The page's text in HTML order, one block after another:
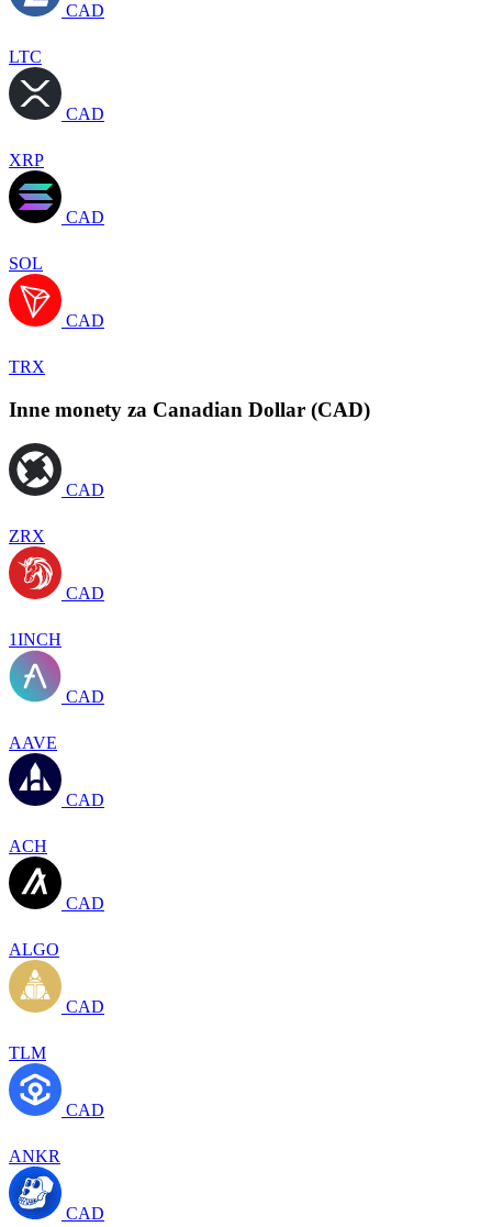
CAD
LTC
CAD
XRP
CAD
SOL
CAD
TRX
Inne monety za Canadian Dollar (CAD)
CAD
ZRX
CAD
1INCH
CAD
AAVE
CAD
ACH
CAD
ALGO
CAD
TLM
CAD
ANKR
CAD